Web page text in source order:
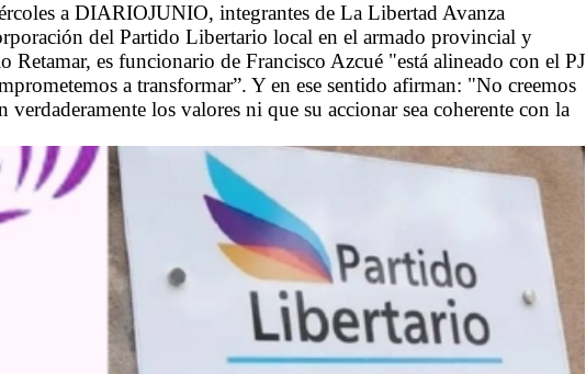
a DIARIOJUNIO, integrantes de La Libertad Avanza
del Partido Libertario local en el armado provincial y
Retamar, es funcionario de Francisco Azcué "está alineado con el PJ
a transformar”. Y en ese sentido afirman: "No creemos
los valores ni que su accionar sea coherente con la